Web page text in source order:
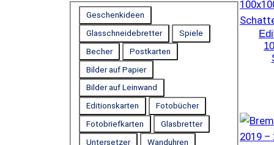
e
t
e
r
n
K
a
t
e
g
o
a
t
e
g
o
Geschenkideen
Glasschneidebretter
Spiele
Becher
Postkarten
Bilder auf Papier
Bilder auf Leinwand
Editionskarten
Fotobücher
Fotobriefkarten
Glasbretter
Untersetzer
Wanduhren